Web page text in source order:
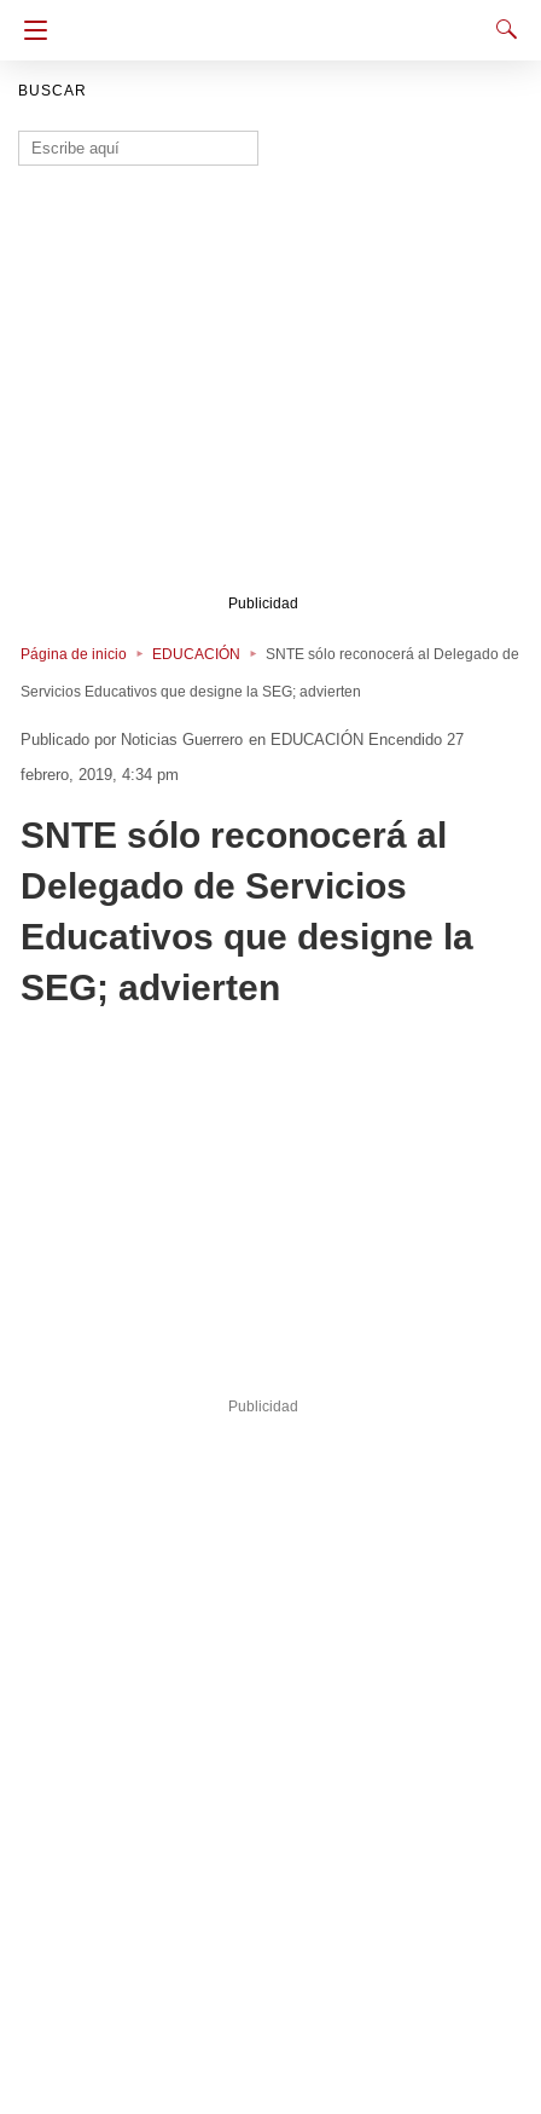
BUSCAR
Buscar:
Publicidad
Página de inicio EDUCACIÓN SNTE sólo reconocerá al Delegado de
Servicios Educativos que designe la SEG; advierten
Noticias Guerrero en EDUCACIÓN Encendido 27
febrero, 2019, 4:34 pm
SNTE sólo reconocerá al
Delegado de Servicios
Educativos que designe la
SEG; advierten
Publicidad